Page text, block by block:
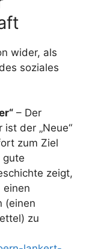
wider, als
soziales
– Der
der „Neue“
zum Ziel
gute
zeigt,
einen
(einen
zu